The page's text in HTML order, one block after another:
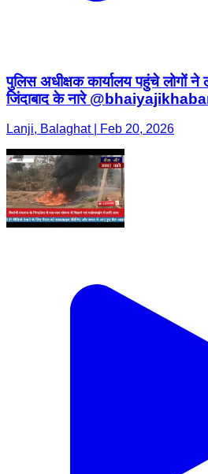
पुलिस अधीक्षक कार्यालय पहुंचे लोगों ने
जिंदाबाद के नारे
Lanji, Balaghat | Feb 20, 2026